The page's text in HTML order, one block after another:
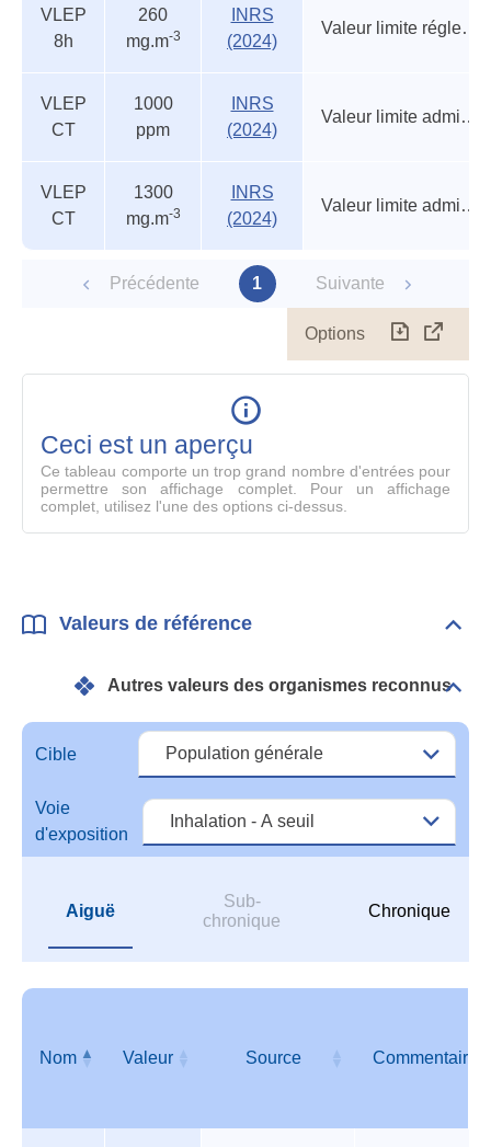
VLEP
8h
260
mg.m-3
INRS
(2024)
Valeur limite réglementaire contraignante
VLEP
CT
1000
ppm
INRS
(2024)
Valeur limite admise (circulaire)
VLEP
CT
1300
mg.m-3
INRS
(2024)
Valeur limite admise (circulaire)
Précédente 1 Suivante
Options
le
Ceci est un aperçu
Ce tableau comporte un trop grand nombre d'entrées pour
permettre son affichage complet. Pour un affichage
complet, utilisez l'une des options ci-dessus.
Valeurs de référence
Autres valeurs des organismes reconnus
Cible
Voie
d'exposition
Aiguë
Sub-
chronique
Chronique
Nom Valeur Source Commentaire